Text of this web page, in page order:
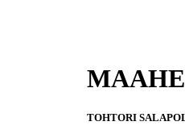
TOHTORI